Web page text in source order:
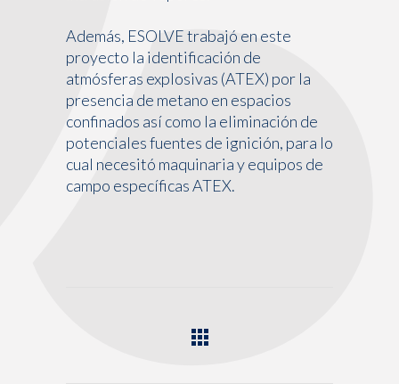
Además, ESOLVE trabajó en este
proyecto la identificación de
atmósferas explosivas (ATEX) por la
presencia de metano en espacios
confinados así como la eliminación de
potenciales fuentes de ignición, para lo
cual necesitó maquinaria y equipos de
campo específicas ATEX.